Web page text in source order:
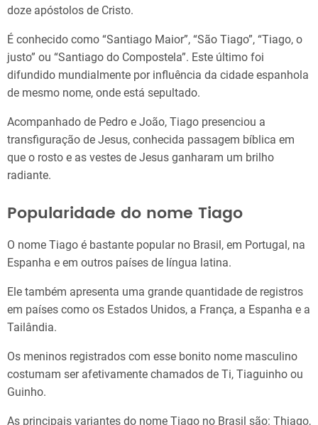
doze apóstolos de Cristo.
É conhecido como “Santiago Maior”, “São Tiago”, “Tiago, o
justo” ou “Santiago do Compostela”. Este último foi
difundido mundialmente por influência da cidade espanhola
de mesmo nome, onde está sepultado.
Acompanhado de Pedro e João, Tiago presenciou a
transfiguração de Jesus, conhecida passagem bíblica em
que o rosto e as vestes de Jesus ganharam um brilho
radiante.
Popularidade do nome Tiago
O nome Tiago é bastante popular no Brasil, em Portugal, na
Espanha e em outros países de língua latina.
Ele também apresenta uma grande quantidade de registros
em países como os Estados Unidos, a França, a Espanha e a
Tailândia.
Os meninos registrados com esse bonito nome masculino
costumam ser afetivamente chamados de Ti, Tiaguinho ou
Guinho.
As principais variantes do nome Tiago no Brasil são: Thiago,